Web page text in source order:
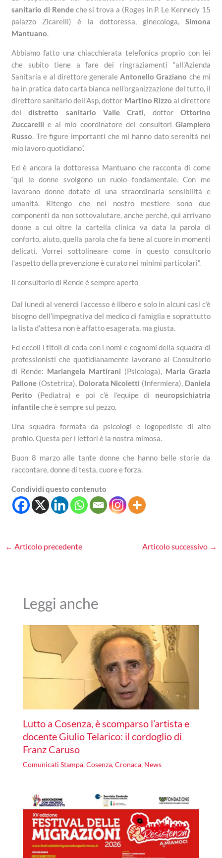
sanitario di Rendeche si trova a (Roges in P. Le Kennedy 15
palazzo Zicarelli) è la dottoressa, ginecologa, Simona
Mantuano.
Abbiamo fatto una chiacchierata telefonica proprio con lei
che subito tiene a fare dei ringraziamenti “all’Azienda
Sanitaria e al direttore generaleAntonello Graziano che mi
ha in pratica dato carta bianca nell’organizzazione del tutto, il
direttore sanitario dell’Asp, dottor Martino Rizzo al direttore
deldistretto sanitario Valle Crati, dottor Ottorino
Zuccarelli e al mio coordinatore dei consultori Giampiero
Russo. Tre figure importanti che mi hanno dato serenità nel
mio lavoro quotidiano”.
Ed è ancora la dottoressa Mantuano che racconta di come
“qui le donne svolgono un ruolo fondamentale. Con me
lavorano donne dotate di una straordinaria sensibilità e
umanità. Ritengo che nel nostro mestiere sono due
componenti da non sottovalutare, anche perché, qui arrivano
donne a cui oltre la cartella clinica va data la parola di
conforto, aiuto, quella parola che fa bene al cuore in momenti
delicati. Vorrei sottolineare come in questo consultorio
l’aspetto della prevenzione è curato nei minimi particolari”.
Il consultorio di Rende è sempre aperto
Dal lunedì al venerdì l’accesso è libero e solo in alcuni casi c’è
bisogno dell’impegnativa del medico di famiglia e soprattutto
la lista d’attesa non è affatto esagerata, ma giusta.
Ed eccoli i titoli di coda con i nomi e cognomi della squadra di
professionisti che quotidianamente lavorano al Consultorio
di Rende: Mariangela Martirani (Psicologa), Maria Grazia
Pallone (Ostetrica), Dolorata Nicoletti (Infermiera), Daniela
Perito (Pediatra) e poi c’è l’equipe di neuropsichiatria
infantileche è sempre sul pezzo.
Una squadra formata da psicologi e logopediste di alto
profilo. Questa per i lettori è la nostra mimosa.
Buon 8 marzo alle tante donne che hanno belle storie da
raccontare, donne di testa, cuore e forza.
Condividi questo contenuto
← Articolo precedente Articolo successivo →
Leggi anche
Lutto a Cosenza, è scomparso l’artista e
docente Giulio Telarico: il cordoglio di
Franz Caruso
Comunicati Stampa,Cosenza,Cronaca, News